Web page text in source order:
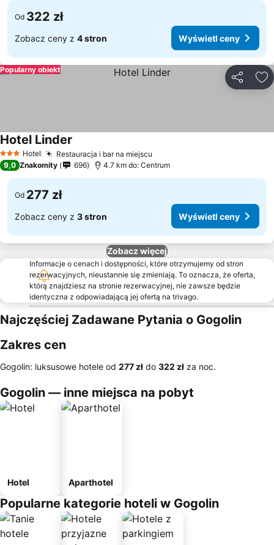
Od 322 zł
Zobacz ceny z 4 stron Wyświetl ceny
Popularny obiekt
3 Kategoria
Hotel Restauracja i bar na miejscu
Hotel Linder
9,0 Znakomity 696 4.7 km do: Centrum
Od 277 zł
Zobacz ceny z 3 stron Wyświetl ceny
Zobacz więcej
Informacje o cenach i dostępności, które otrzymujemy od stron
rezerwacyjnych, nieustannie się zmieniają. To oznacza, że oferta,
którą znajdziesz na stronie rezerwacyjnej, nie zawsze będzie
identyczna z odpowiadającą jej ofertą na trivago.
Najczęściej Zadawane Pytania o Gogolin
Zakres cen
Gogolin: luksusowe hotele od ‎277 zł do ‎322 zł za noc.
Gogolin — inne miejsca na pobyt
Hotel Aparthotel
Popularne kategorie hoteli w Gogolin